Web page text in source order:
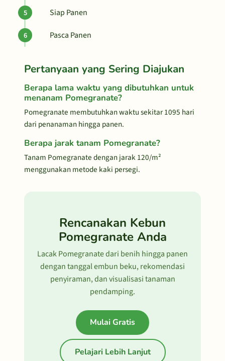
Siap Panen
Pasca Panen
Pertanyaan yang Sering Diajukan
Berapa lama waktu yang dibutuhkan untuk
menanam Pomegranate?
Pomegranate membutuhkan waktu sekitar 1095 hari
dari penanaman hingga panen.
Berapa jarak tanam Pomegranate?
Tanam Pomegranate dengan jarak 120/m²
menggunakan metode kaki persegi.
Rencanakan Kebun
Pomegranate Anda
Lacak Pomegranate dari benih hingga panen
dengan tanggal embun beku, rekomendasi
penyiraman, dan visualisasi tanaman
pendamping.
Mulai Gratis
Pelajari Lebih Lanjut